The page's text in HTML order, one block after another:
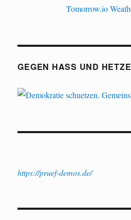
GEGEN HASS UND HETZE
https://pruef-demos.de/